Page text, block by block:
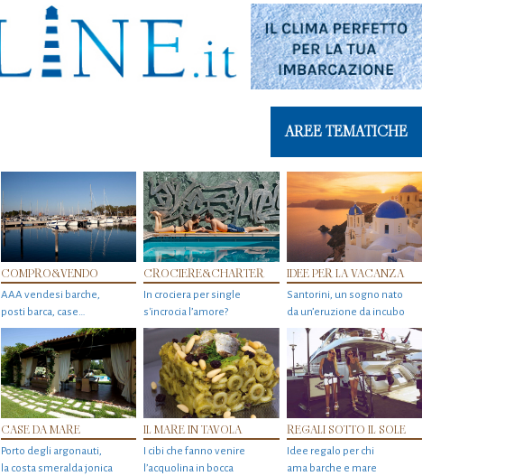
AREE TEMATICHE
COMPRO&VENDO
AAA vendesi barche,
posti barca, case…
CROCIERE&CHARTER
In crociera per single
s'incrocia l’amore?
IDEE PER LA VACANZA
Santorini, un sogno nato
da un’eruzione da incubo
CASE DA MARE
Porto degli argonauti,
la costa smeralda jonica
IL MARE IN TAVOLA
I cibi che fanno venire
l’acquolina in bocca
REGALI SOTTO IL SOLE
Idee regalo per chi
ama barche e mare